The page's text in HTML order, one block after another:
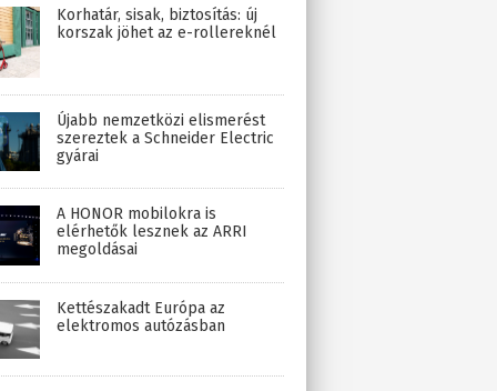
Korhatár, sisak, biztosítás: új
korszak jöhet az e-rollereknél
Újabb nemzetközi elismerést
szereztek a Schneider Electric
gyárai
A HONOR mobilokra is
elérhetők lesznek az ARRI
megoldásai
Kettészakadt Európa az
elektromos autózásban